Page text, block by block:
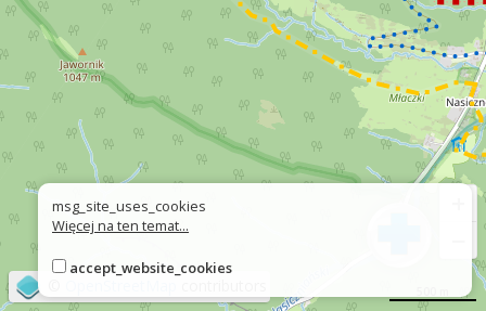
msg_site_uses_cookies
Więcej na ten temat...
accept_website_cookies